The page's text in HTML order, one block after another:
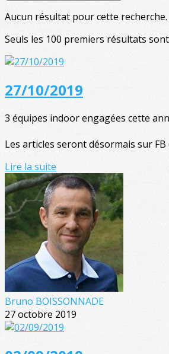
Aucun résultat pour cette recherche.
Seuls les 100 premiers résultats
27/10/2019
3 équipes indoor engagées cette
Les articles seront désormais sur
Lire la suite
Bruno BOISSONNADE
27 octobre 2019